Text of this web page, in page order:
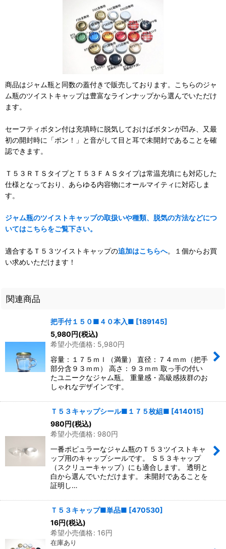
商品はジャム瓶と同数の蓋付きで販売しております。こちらのジャ
ム瓶のツイストキャップは豊富なラインナップから選んでいただけ
ます。
セーフティボタン付は充填時に脱気しておけばボタンが凹み、又最
初の開封時に「ポン！」と音がして目と耳で未開封であることを確
認できます。
Ｔ５３ＲＴＳタイプとＴ５３ＦＡＳタイプは常温充填にも対応した
仕様となっており、あらゆる内容物にオールマイティに対応しま
す。
ジャム瓶のツイストキャップの取扱いや種類、脱気の方法などにつ
いてはこちらをご覧下さい。
適合するＴ５３ツイストキャップの追加はこちらへ。１個からお買
い求めいただけます！
関連商品
把手付１５０■４０本入■ [189145]
5,980円(税込)
希望小売価格: 5,980円
容量：１７５ｍｌ（満量） 直径：７４ｍｍ（把手
部分含９３ｍｍ） 高さ：９３ｍｍ 取っ手の付い
たユニークなジャム瓶。 重量感・高級感抜群のお
しゃれなデザインです。
Ｔ５３キャップシール■１７５枚組■ [414015]
980円(税込)
希望小売価格: 980円
一番ポピュラーなジャム瓶のＴ５３ツイストキャ
ップ用のキャップシールです。 Ｓ５３キャップ
（スクリューキャップ）にも適合します。 透明と
白から選んでいただけます。 未開封であることを
証明し…
Ｔ５３キャップ■単品■ [470530]
16円(税込)
希望小売価格: 16円
在庫あり